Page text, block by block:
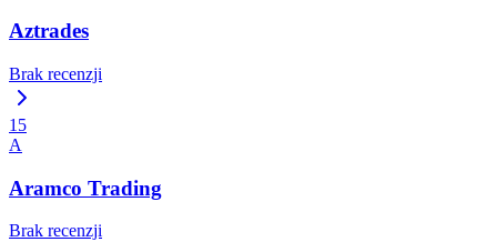
Aztrades
Brak recenzji
15
A
Aramco Trading
Brak recenzji